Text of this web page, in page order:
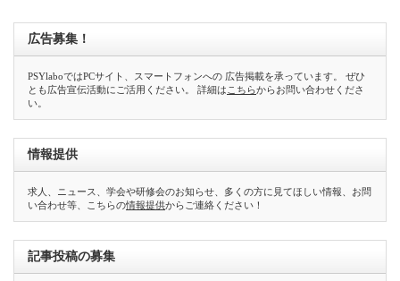
広告募集！
PSYlaboではPCサイト、スマートフォンへの 広告掲載を承っています。 ぜひ
とも広告宣伝活動にご活用ください。 詳細は こちらからお問い合わせくださ
い。
情報提供
求人、ニュース、学会や研修会のお知らせ、多くの方に見てほしい情報、お問
い合わせ等、こちらの情報提供からご連絡ください！
記事投稿の募集